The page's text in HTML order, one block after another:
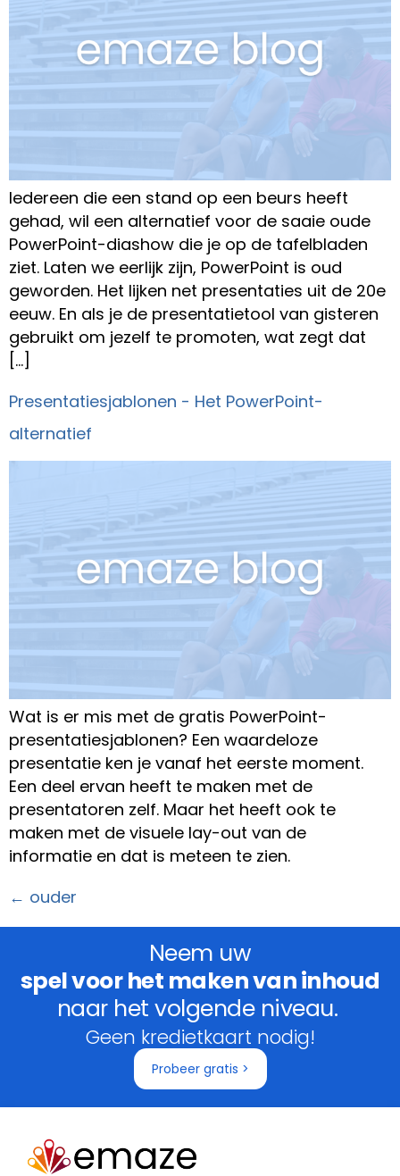
Iedereen die een stand op een beurs heeft
gehad, wil een alternatief voor de saaie oude
PowerPoint-diashow die je op de tafelbladen
ziet. Laten we eerlijk zijn, PowerPoint is oud
geworden. Het lijken net presentaties uit de 20e
eeuw. En als je de presentatietool van gisteren
gebruikt om jezelf te promoten, wat zegt dat
[…]
Presentatiesjablonen - Het PowerPoint-
alternatief
Wat is er mis met de gratis PowerPoint-
presentatiesjablonen? Een waardeloze
presentatie ken je vanaf het eerste moment.
Een deel ervan heeft te maken met de
presentatoren zelf. Maar het heeft ook te
maken met de visuele lay-out van de
informatie en dat is meteen te zien.
← ouder
Neem uw
spel voor het maken van inhoud
naar het volgende niveau.
Geen kredietkaart nodig!
Probeer gratis >